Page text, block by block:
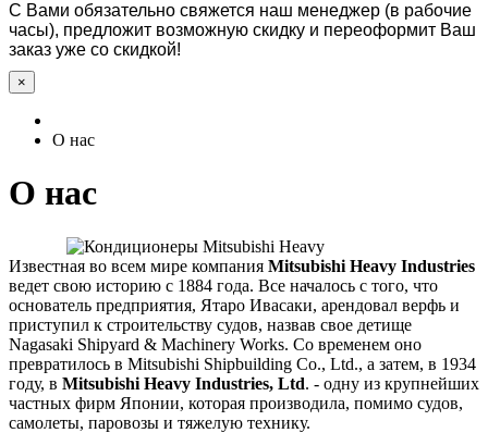
С Вами обязательно свяжется наш менеджер (в рабочие
часы), предложит возможную скидку и переоформит Ваш
заказ уже со скидкой!
×
О нас
О нас
Известная во всем мире компания Mitsubishi Heavy Industries
ведет свою историю с 1884 года. Все началось с того, что
основатель предприятия, Ятаро Ивасаки, арендовал верфь и
приступил к строительству судов, назвав свое детище
Nagasaki Shipyard & Machinery Works. Co временем оно
превратилось в Mitsubishi Shipbuilding Co., Ltd., а затем, в 1934
году, в Mitsubishi Heavy Industries, Ltd. - одну из крупнейших
частных фирм Японии, которая производила, помимо судов,
самолеты, паровозы и тяжелую технику.